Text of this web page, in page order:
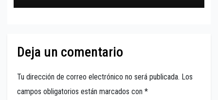
Deja un comentario
Tu dirección de correo electrónico no será publicada. Los
campos obligatorios están marcados con *